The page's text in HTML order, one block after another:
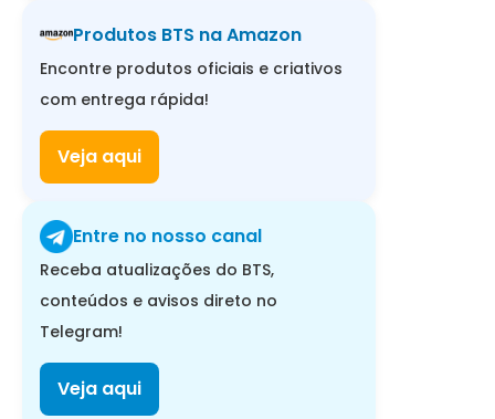
Produtos BTS na Amazon
Encontre produtos oficiais e criativos
com entrega rápida!
Veja aqui
Entre no nosso canal
Receba atualizações do BTS,
conteúdos e avisos direto no
Telegram!
Veja aqui